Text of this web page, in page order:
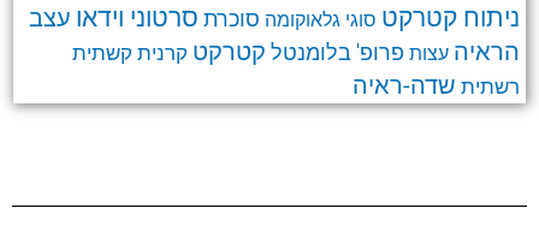
ניתוח קטרקט סוגי גלאוקומה סוכרת סרטוני וידאו עצב
הראיה עצות פרופ' בלומנטל קטרקט קרנית קשתית
רשתית שדה-ראיה